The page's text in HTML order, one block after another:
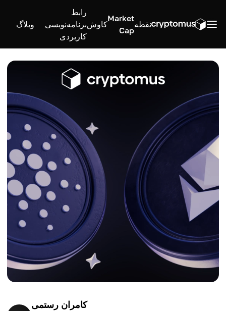
نقطه
Market
Cap
کاوش
رابط
برنامه‌نویسی
کاربردی
وبلاگ
کامران رستمی